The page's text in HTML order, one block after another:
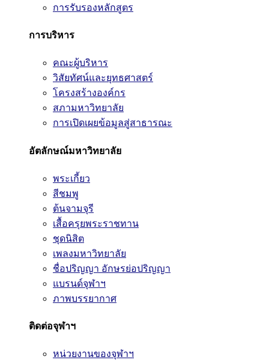
การรับรองหลักสูตร
การบริหาร
คณะผู้บริหาร
วิสัยทัศน์และยุทธศาสตร์
โครงสร้างองค์กร
สภามหาวิทยาลัย
การเปิดเผยข้อมูลสู่สาธารณะ
อัตลักษณ์มหาวิทยาลัย
พระเกี้ยว
สีชมพู
ต้นจามจุรี
เสื้อครุยพระราชทาน
ชุดนิสิต
เพลงมหาวิทยาลัย
ชื่อปริญญา อักษรย่อปริญญา
แบรนด์จุฬาฯ
ภาพบรรยากาศ
ติดต่อจุฬาฯ
หน่วยงานของจุฬาฯ